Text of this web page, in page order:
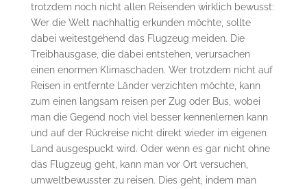
trotzdem noch nicht allen Reisenden wirklich bewusst:
Wer die Welt nachhaltig erkunden möchte, sollte
dabei weitestgehend das Flugzeug meiden. Die
Treibhausgase, die dabei entstehen, verursachen
einen enormen Klimaschaden. Wer trotzdem nicht auf
Reisen in entfernte Länder verzichten möchte, kann
zum einen langsam reisen per Zug oder Bus, wobei
man die Gegend noch viel besser kennenlernen kann
und auf der Rückreise nicht direkt wieder im eigenen
Land ausgespuckt wird. Oder wenn es gar nicht ohne
das Flugzeug geht, kann man vor Ort versuchen,
umweltbewusster zu reisen. Dies geht, indem man